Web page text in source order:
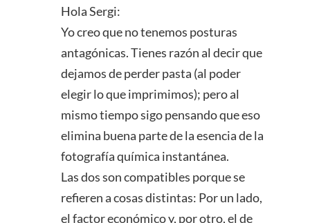
Hola Sergi:
Yo creo que no tenemos posturas
antagónicas. Tienes razón al decir que
dejamos de perder pasta (al poder
elegir lo que imprimimos); pero al
mismo tiempo sigo pensando que eso
elimina buena parte de la esencia de la
fotografía química instantánea.
Las dos son compatibles porque se
refieren a cosas distintas: Por un lado,
el factor económico y, por otro, el de